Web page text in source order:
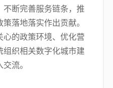
不断完善服务链条，推
落地落实作出贡献。
心的政策环境、优化营
组织相关数字化城市建
流。